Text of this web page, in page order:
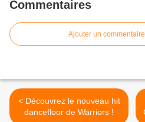
Commentaires
Ajouter un commentaire
< Découvrez le nouveau hit
dancefloor de Warriors !